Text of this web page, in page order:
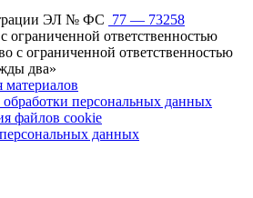
ЭЛ № ФС 77 — 73258
ограниченной ответственностью
с ограниченной ответственностью
два»
материалов
персональных данных
файлов cookie
данных